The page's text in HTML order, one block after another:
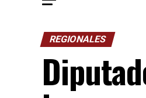
REGIONALES